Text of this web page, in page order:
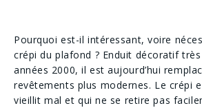
Pourquoi est-il intéressant, voire
crépi du plafond ? Enduit décoratif
années 2000, il est aujourd’hui
revêtements plus modernes. Le crépi
vieillit mal et qui ne se retire pas